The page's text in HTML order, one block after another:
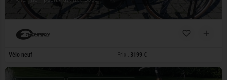
Vélo neuf Prix : 3199 €